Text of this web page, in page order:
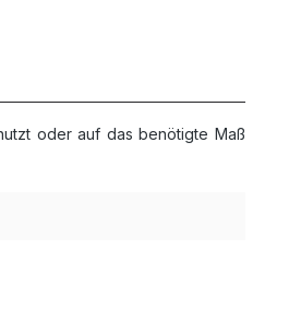
oder auf das benötigte Maß